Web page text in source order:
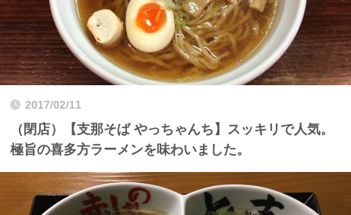
2017/02/11
（閉店）【支那そば やっちゃんち】スッキリで人気。
極旨の喜多方ラーメンを味わいました。